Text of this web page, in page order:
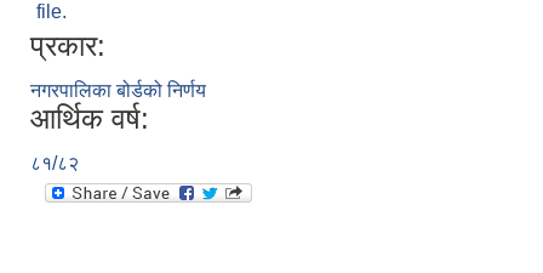
file.
प्रकार:
नगरपालिका बोर्डको निर्णय
आर्थिक वर्ष:
८१/८२